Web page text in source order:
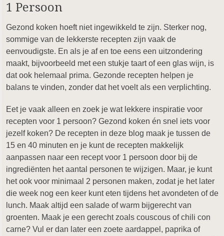
1 Persoon
Gezond koken hoeft niet ingewikkeld te zijn. Sterker nog,
sommige van de lekkerste recepten zijn vaak de
eenvoudigste. En als je af en toe eens een uitzondering
maakt, bijvoorbeeld met een stukje taart of een glas wijn, is
dat ook helemaal prima. Gezonde recepten helpen je
balans te vinden, zonder dat het voelt als een verplichting.
Eet je vaak alleen en zoek je wat lekkere inspiratie voor
recepten voor 1 persoon? Gezond koken én snel iets voor
jezelf koken? De recepten in deze blog maak je tussen de
15 en 40 minuten en je kunt de recepten makkelijk
aanpassen naar een recept voor 1 persoon door bij de
ingrediënten het aantal personen te wijzigen. Maar, je kunt
het ook voor minimaal 2 personen maken, zodat je het later
die week nog een keer kunt eten tijdens het avondeten of de
lunch. Maak altijd een salade of warm bijgerecht van
groenten. Maak je een gerecht zoals couscous of chili con
carne? Vul er dan later een zoete aardappel, paprika of